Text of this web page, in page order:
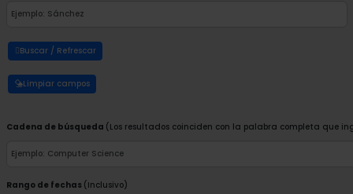
Buscar / Refrescar
Limpiar campos
Cadena de búsqueda (Los resultados coinciden con la palabra completa que
Rango de fechas (Inclusivo)